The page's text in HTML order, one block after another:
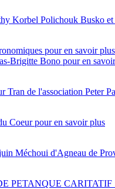
Korbel Polichouk Busko
pour en savoir plus
Brigitte Bono pour en
Tran de l'association Peter
Coeur pour en savoir plus
Méchoui d'Agneau de
PETANQUE CARITATIF :